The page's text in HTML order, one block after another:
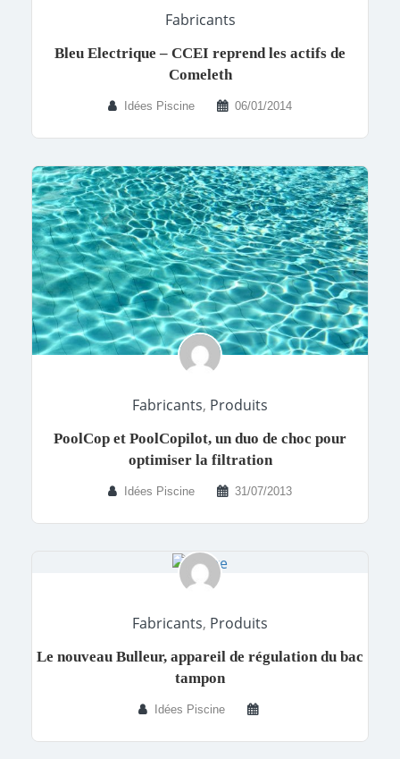
Fabricants
Bleu Electrique – CCEI reprend les actifs de
Comeleth
Idées Piscine 06/01/2014
Fabricants, Produits
PoolCop et PoolCopilot, un duo de choc pour
optimiser la filtration
Idées Piscine 31/07/2013
Fabricants, Produits
Le nouveau Bulleur, appareil de régulation du bac
tampon
Idées Piscine